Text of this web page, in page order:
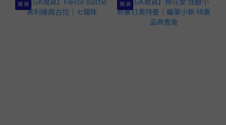
現 貨 現 貨